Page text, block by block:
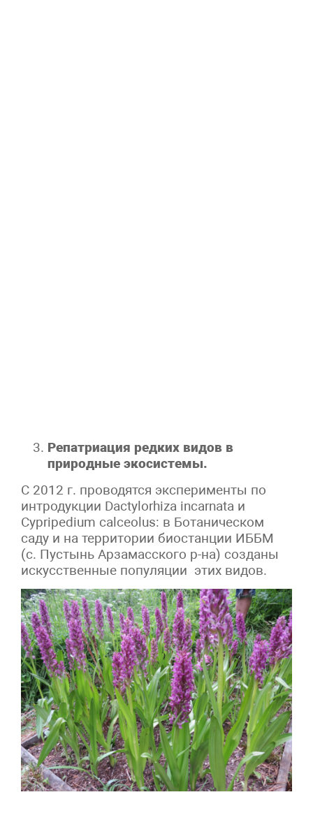
Репатриация редких видов в
природные экосистемы.
С 2012 г. проводятся эксперименты по
интродукции Dactylorhiza incarnatа и
Cypripedium calceolus: в Ботаническом
саду и на территории биостанции ИББМ
(с. Пустынь Арзамасского р-на) созданы
искусственные популяции этих видов.